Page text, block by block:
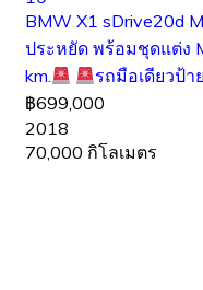
BMW X1 sDrive20d
ประหยัด พร้อมชุดแต่ง
km.
รถมือเดียวป้า
฿699,000
2018
70,000 กิโลเมตร